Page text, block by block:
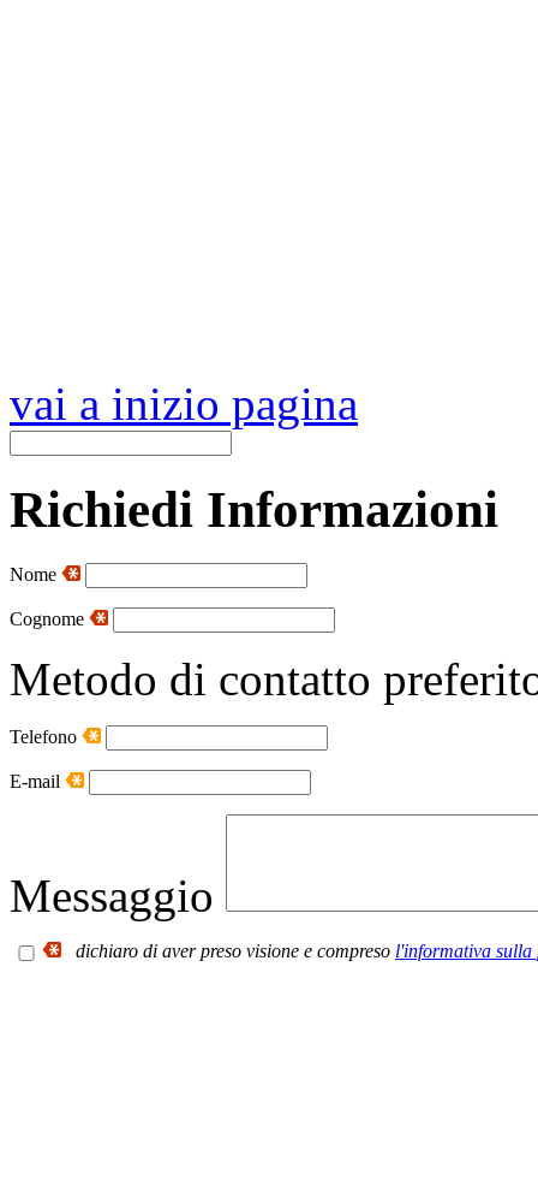
vai a inizio pagina
Richiedi Informazioni
Nome
Cognome
Metodo di contatto
Telefono
E-mail
Messaggio
dichiaro di aver preso visione e compreso l'informativa sulla